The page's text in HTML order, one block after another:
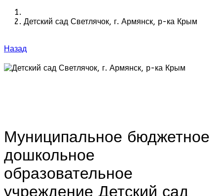
Детский сад Светлячок, г. Армянск, р-ка Крым
Назад
Муниципальное бюджетное
дошкольное
образовательное
учреждение Детский сад